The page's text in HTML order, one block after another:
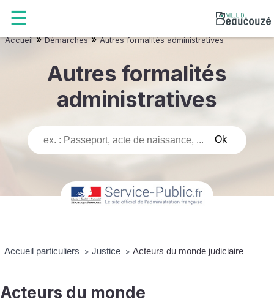
Accueil»Démarches»Autres formalités administratives
Autres formalités
administratives
Accueil particuliers > Justice > Acteurs du monde judiciaire
Acteurs du monde